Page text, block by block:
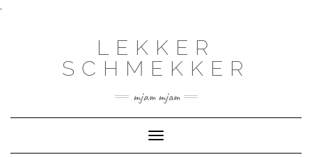
.
LEKKER
SCHMEKKER
mjam mjam
Toggle
Navigation